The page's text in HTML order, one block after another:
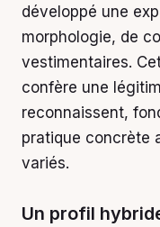
développé une
morphologie, de
vestimentaires.
confère une
reconnaissent,
pratique concrète
variés.
Un profil